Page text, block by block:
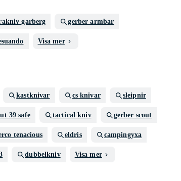
garberg gerber armbar
Visa mer
kastknivar cs knivar sleipnir
39 safe tactical kniv gerber scout
tenacious eldris campingyxa
dubbelkniv Visa mer